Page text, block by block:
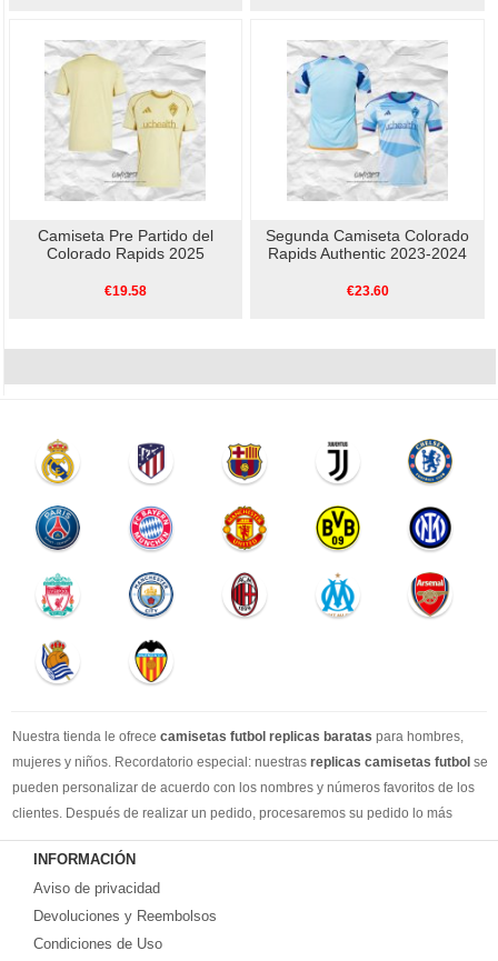
Camiseta Pre Partido del
Colorado Rapids 2025
€19.58
Segunda Camiseta Colorado
Rapids Authentic 2023-2024
€23.60
Nuestra tienda le ofrece camisetas futbol replicas baratas para hombres,
mujeres y niños. Recordatorio especial: nuestras replicas camisetas futbol se
pueden personalizar de acuerdo con los nombres y números favoritos de los
clientes. Después de realizar un pedido, procesaremos su pedido lo más
rápido posible, para que pueda recibir su camisetas de fútbol favorita cuando
la necesite. DHL / EMS / China Post y otro expreso, puede elegir libremente.
Llevamos más de 10 años comprometidos con esta industria, con una línea de
producción estable, un sólido equipo de servicio al cliente y una gran cantidad
de los clientes más leales. Tenemos suficiente experiencia para satisfacer tus
INFORMACIÓN
Aviso de privacidad
Devoluciones y Reembolsos
Condiciones de Uso